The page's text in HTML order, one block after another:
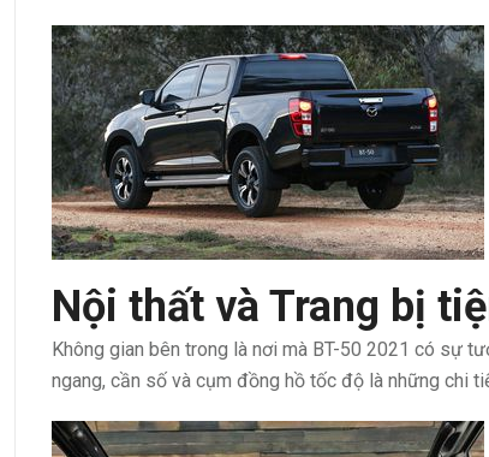
Nội thất và Trang bị
Không gian bên trong là nơi mà BT-50 2021 có sự
ngang, cần số và cụm đồng hồ tốc độ là những chi